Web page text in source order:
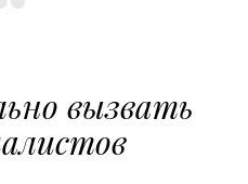
вызвать